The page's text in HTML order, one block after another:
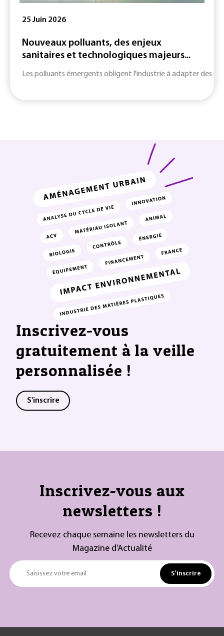
25 Juin 2026
Nouveaux polluants, des enjeux
sanitaires et technologiques majeurs...
Les polluants émergents obligent l'industrie à adapter des
Inscrivez-vous
gratuitement à la veille
personnalisée !
S'inscrire
Inscrivez-vous aux
newsletters !
Recevez chaque semaine les newsletters du
Magazine d’Actualité
Saisissez votre email S'inscrire